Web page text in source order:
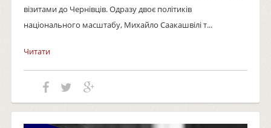
візитами до Чернівців. Одразу двоє політиків
національного масштабу, Михайло Саакашвілі т...
Читати